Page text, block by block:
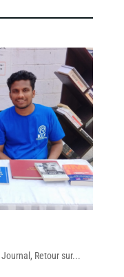
Journal , Retour sur...